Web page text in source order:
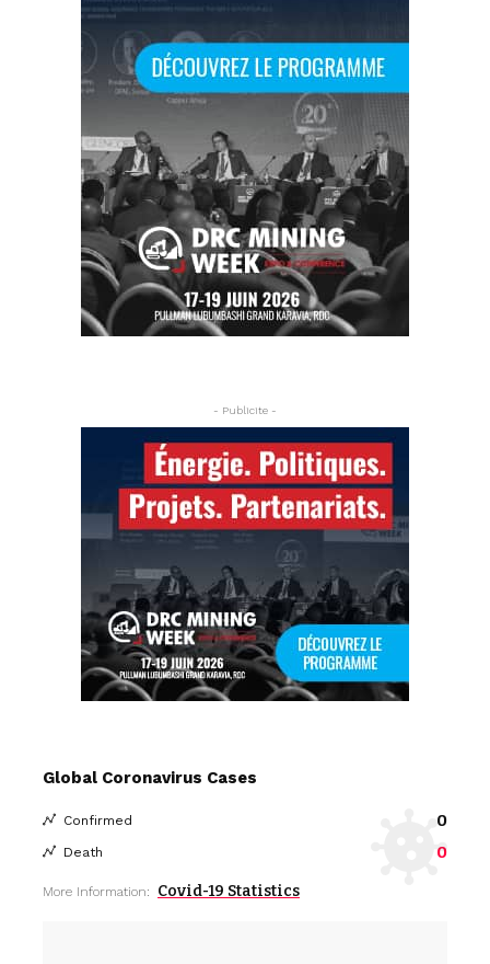
- Publicite -
Global Coronavirus Cases
Confirmed 0
Death 0
More Information: Covid-19 Statistics